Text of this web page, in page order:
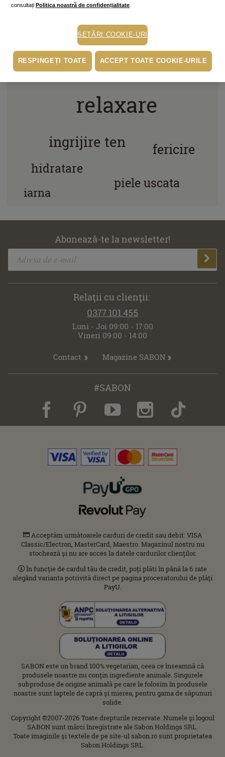
relaxare
exfoliere
ingrijire ten
scrub
ingrijirea pielii
fericire
hidratare
piele uscata
sanatate
iarna
Abonează-te la newsletter!
Relaţii cu clienţii:
0377.101.455
Luni - Joi 09:00 - 17:00
Vineri 09:00 - 14:00
Contact Magazine SABON
#SABON
Acceptăm următoarele carduri de credit sau debit: VISA
Classic/Electron, MasterCard, Maestro. Magazinul nostru nu
stochează și nu are acces la datele cardurilor clienților.
În funcție de cardul tău de credit, poți plăti în până la 6 rate
alegând varianta potrivită direct pe pagina procesatorului de plăți
PayU.
SABON este un brand 100% vegetarian, ceea ce înseamnă că
produsele noastre nu conțin ingrediente animale. Singurele
subproduse de origine animală pe care le folosim în produsele
noastre sunt laptele de capră și mierea, pentru gama de săpunuri
solide.
Copyright ©2007-2026 Toate drepturile rezervate. Numele şi logoul
SABON sunt mărci înregistrate ale Sabon Holdings SRL.
Toate imaginile şi textele de pe site-ul sabon.ro sunt proprietatea
Sabon Holdings SRL.
consultați Politica noastră de confidențialitate
SETĂRI COOKIE-URI
RESPINGEȚI TOATE ACCEPT TOATE COOKIE-URILE